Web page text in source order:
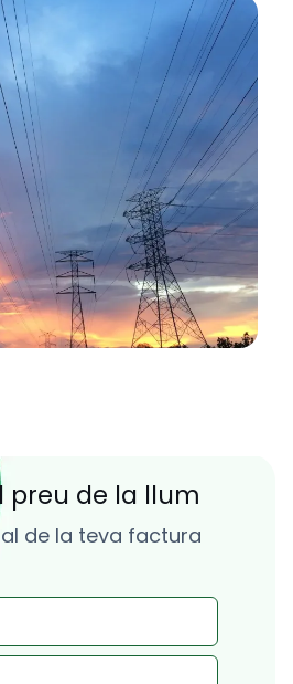
preu de la llum
de la teva factura